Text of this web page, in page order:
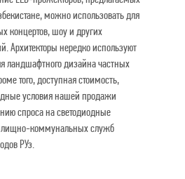
можно использовать для
концертов, шоу и других
Архитекторы нередко используют
ландшафтного дизайна частных
того, доступная стоимость,
условия нашей продажи
спроса на светодиодные
коммунальных служб
РУз.